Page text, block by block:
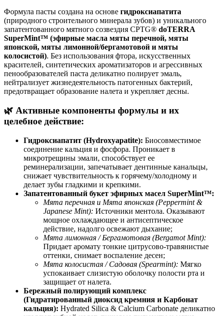
Формула пасты создана на основе гидроксиапатита
(природного строительного минерала зубов) и уникального
запатентованного мятного созвездия CPTG® doTERRA
SuperMint™ (эфирные масла мяты перечной, мяты
японской, мяты лимонной/бергамотовой и мяты
колосистой). Без использования фтора, искусственных
красителей, синтетических ароматизаторов и агрессивных
пенообразователей паста деликатно полирует эмаль,
нейтрализует жизнедеятельность патогенных бактерий,
предотвращает образование налета и укрепляет десны.
🌿 Активные компоненты формулы и их
целебное действие:
Гидроксиапатит (Hydroxyapatite): Биосовместимое
соединение кальция и фосфора. Проникает в
микротрещины эмали, способствует ее
реминерализации, запечатывает дентинные канальцы,
снижает чувствительность к горячему/холодному и
делает зубы гладкими и крепкими.
Запатентованный букет эфирных масел SuperMint™:
Мята перечная и Мята японская (Peppermint &
Japanese Mint): Источники ментола. Оказывают
мощное охлаждающее и антисептическое
действие, надолго освежают дыхание;
Мята лимонная / Бергамотовая (Bergamot Mint):
Придает аромату тонкие цитрусово-травянистые
оттенки, снимает воспаление десен;
Мята колосистая / Садовая (Spearmint): Мягко
успокаивает слизистую оболочку полости рта и
защищает от налета.
Бережный полирующий комплекс
(Гидратированный диоксид кремния и Карбонат
кальция): Hydrated Silica & Calcium Carbonate деликатно